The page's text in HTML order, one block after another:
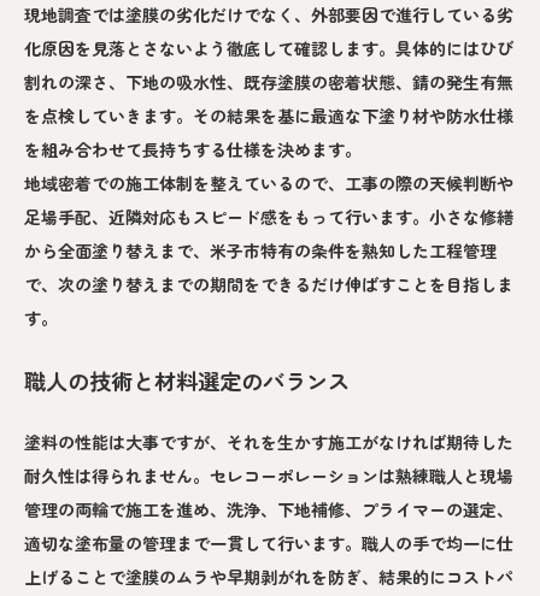
現地調査では塗膜の劣化だけでなく、外部要因で進行している劣
化原因を見落とさないよう徹底して確認します。具体的にはひび
割れの深さ、下地の吸水性、既存塗膜の密着状態、錆の発生有無
を点検していきます。その結果を基に最適な下塗り材や防水仕様
を組み合わせて長持ちする仕様を決めます。
地域密着での施工体制を整えているので、工事の際の天候判断や
足場手配、近隣対応もスピード感をもって行います。小さな修繕
から全面塗り替えまで、米子市特有の条件を熟知した工程管理
で、次の塗り替えまでの期間をできるだけ伸ばすことを目指しま
す。
職人の技術と材料選定のバランス
塗料の性能は大事ですが、それを生かす施工がなければ期待した
耐久性は得られません。セレコーポレーションは熟練職人と現場
管理の両輪で施工を進め、洗浄、下地補修、プライマーの選定、
適切な塗布量の管理まで一貫して行います。職人の手で均一に仕
上げることで塗膜のムラや早期剥がれを防ぎ、結果的にコストパ